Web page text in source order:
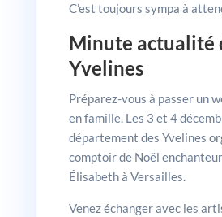
C’est toujours sympa à
Minute actualité
Yvelines
Préparez-vous à passer un
en famille. Les 3 et 4
département des Yvelines
comptoir de Noël
Élisabeth à Versailles.
Venez échanger avec les